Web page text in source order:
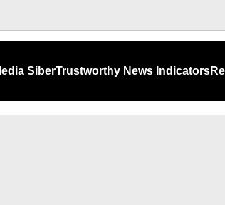
SiberTrustworthy News Indicators